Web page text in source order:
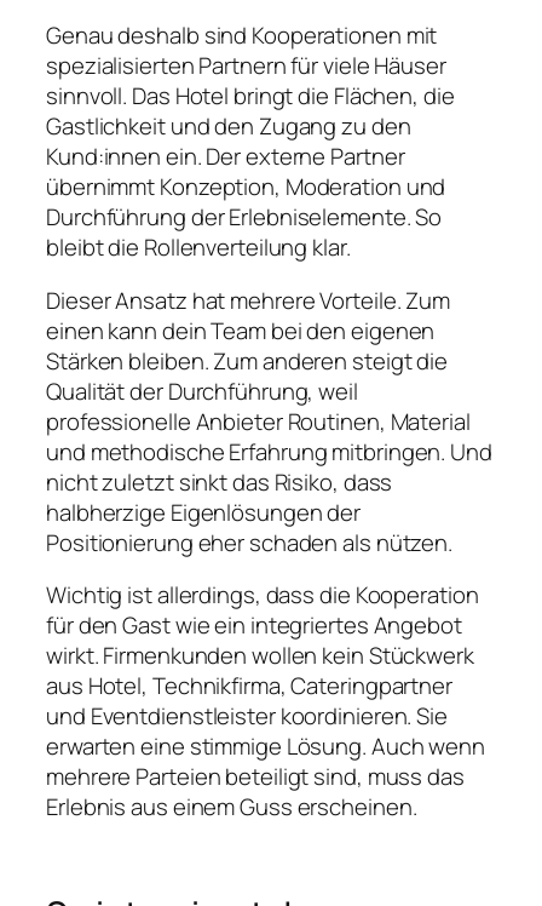
Genau deshalb sind Kooperationen mit
spezialisierten Partnern für viele Häuser
sinnvoll. Das Hotel bringt die Flächen, die
Gastlichkeit und den Zugang zu den
Kund:innen ein. Der externe Partner
übernimmt Konzeption, Moderation und
Durchführung der Erlebniselemente. So
bleibt die Rollenverteilung klar.
Dieser Ansatz hat mehrere Vorteile. Zum
einen kann dein Team bei den eigenen
Stärken bleiben. Zum anderen steigt die
Qualität der Durchführung, weil
professionelle Anbieter Routinen, Material
und methodische Erfahrung mitbringen. Und
nicht zuletzt sinkt das Risiko, dass
halbherzige Eigenlösungen der
Positionierung eher schaden als nützen.
Wichtig ist allerdings, dass die Kooperation
für den Gast wie ein integriertes Angebot
wirkt. Firmenkunden wollen kein Stückwerk
aus Hotel, Technikfirma, Cateringpartner
und Eventdienstleister koordinieren. Sie
erwarten eine stimmige Lösung. Auch wenn
mehrere Parteien beteiligt sind, muss das
Erlebnis aus einem Guss erscheinen.